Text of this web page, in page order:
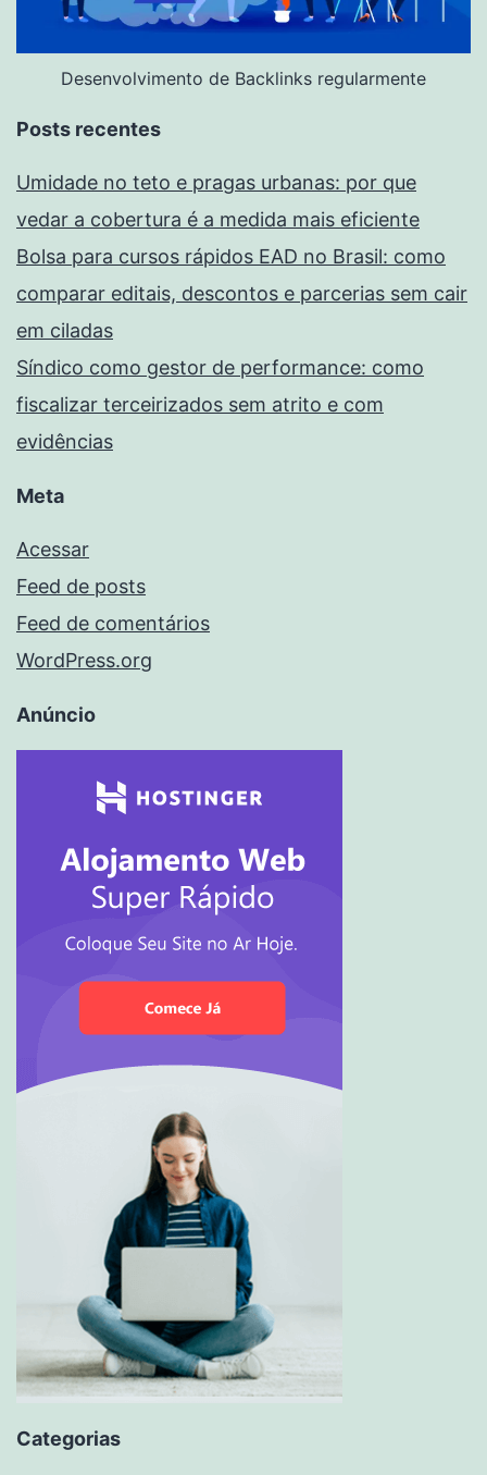
Desenvolvimento de Backlinks regularmente
Posts recentes
Umidade no teto e pragas urbanas: por que
vedar a cobertura é a medida mais eficiente
Bolsa para cursos rápidos EAD no Brasil: como
comparar editais, descontos e parcerias sem cair
em ciladas
Síndico como gestor de performance: como
fiscalizar terceirizados sem atrito e com
evidências
Meta
Acessar
Feed de posts
Feed de comentários
WordPress.org
Anúncio
Categorias